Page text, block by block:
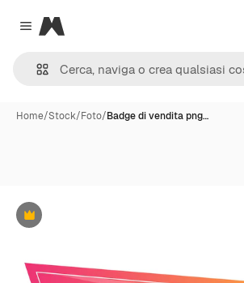
Close menu
Magnific
Home/Stock/Foto/Badge di vendita png…
Premium